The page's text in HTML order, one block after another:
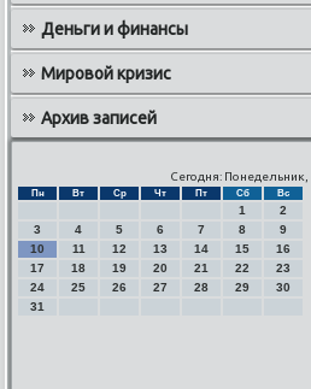
Деньги и финансы
Мировой кризис
Архив записей
Сегодня: Понедельник,
Пн Вт Ср Чт Пт Сб Вс
1
2
3
4 5 6 7 8
9
10
11 12 13 14 15
16
17
18 19 20 21 22
23
24
25 26 27 28 29
30
31